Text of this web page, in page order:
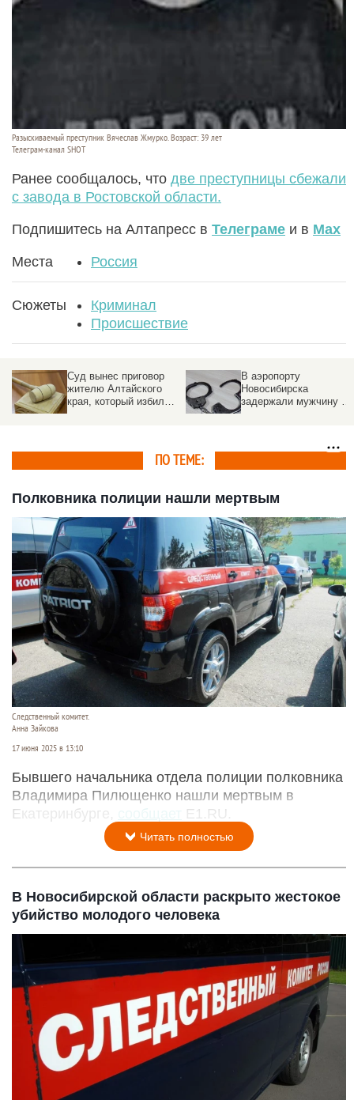
Разыскиваемый преступник Вячеслав Жмурко. Возраст: 39 лет
Телеграм-канал SHOT
Ранее сообщалось, что две преступницы сбежали
с завода в Ростовской области.
Подпишитесь на Алтапресс в Телеграме и в Max
Места Россия
Сюжеты
Криминал
Происшествие
Суд вынес приговор
жителю Алтайского
края, который избил
В аэропорту
Новосибирска
задержали мужчину с
ПО ТЕМЕ:
Полковника полиции нашли мертвым
Следственный комитет.
Анна Зайкова
17 июня 2025 в 13:10
Бывшего начальника отдела полиции полковника
Владимира Пилющенко нашли мертвым в
Екатеринбурге,
сообщает Е1.RU.
Читать полностью
В Новосибирской области раскрыто жестокое
убийство молодого человека